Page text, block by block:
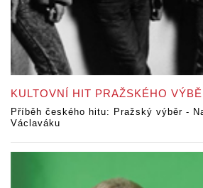
KULTOVNÍ HIT PRAŽSKÉHO
Příběh českého hitu: Pražský výběr -
Václaváku